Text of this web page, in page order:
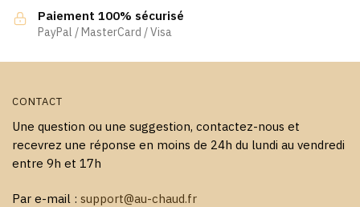
la
page
Paiement 100% sécurisé
PayPal / MasterCard / Visa
CONTACT
Une question ou une suggestion, contactez-nous et
recevrez une réponse en moins de 24h du lundi au vendredi
entre 9h et 17h
Par e-mail : support@au-chaud.fr